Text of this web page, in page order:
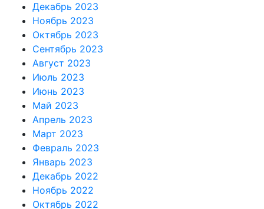
Декабрь 2023
Ноябрь 2023
Октябрь 2023
Сентябрь 2023
Август 2023
Июль 2023
Июнь 2023
Май 2023
Апрель 2023
Март 2023
Февраль 2023
Январь 2023
Декабрь 2022
Ноябрь 2022
Октябрь 2022